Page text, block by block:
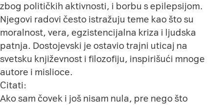
zbog političkih aktivnosti, i borbu s epilepsijom.
Njegovi radovi često istražuju teme kao što su
moralnost, vera, egzistencijalna kriza i ljudska
patnja. Dostojevski je ostavio trajni uticaj na
svetsku književnost i filozofiju, inspirišući mnoge
autore i mislioce.
Citati:
Ako sam čovek i još nisam nula, pre nego što